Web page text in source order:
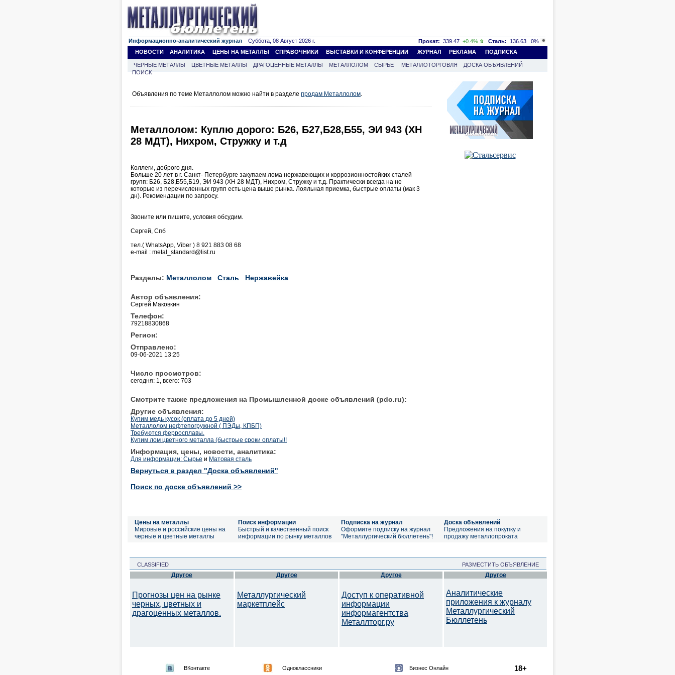
Информационно-аналитический журнал Суббота, 08 Август 2026 г. Прокат: 339.47 +0.4% Сталь: 136.63
0%
НОВОСТИ
АНАЛИТИКА ЦЕНЫ НА МЕТАЛЛЫ СПРАВОЧНИКИ ВЫСТАВКИ И КОНФЕРЕНЦИИ ЖУРНАЛ РЕКЛАМА ПОДПИСКА
ЧЕРНЫЕ МЕТАЛЛЫ ЦВЕТНЫЕ МЕТАЛЛЫ ДРАГОЦЕННЫЕ МЕТАЛЛЫ МЕТАЛЛОЛОМ СЫРЬЕ МЕТАЛЛОТОРГОВЛЯ
ДОСКА ОБЪЯВЛЕНИЙ
ПОИСК
Объявления по теме Металлолом можно найти в разделе продам Металлолом.
Металлолом: Куплю дорого: Б26, Б27,Б28,Б55, ЭИ 943 (ХН
28 МДТ), Нихром, Стружку и т.д
Коллеги, доброго дня.
Больше 20 лет в г. Санкт- Петербурге закупаем лома нержавеющих и коррозионностойких сталей
групп: Б26, Б28,Б55,Б19, ЭИ 943 (ХН 28 МДТ), Нихром, Стружку и т.д. Практически всегда на не
которые из перечисленных групп есть цена выше рынка. Лояльная приемка, быстрые оплаты (мак 3
дн). Рекомендации по запросу.
Звоните или пишите, условия обсудим.
Сергей, Спб
тел.( WhatsApp, Viber ) 8 921 883 08 68
e-mail : metal_standard@list.ru
Разделы: Металлолом Сталь Нержавейка
Автор объявления:
Сергей Маковкин
Телефон:
79218830868
Регион:
Отправлено:
09-06-2021 13:25
Число просмотров:
сегодня: 1, всего: 703
Смотрите также предложения на Промышленной доске объявлений (pdo.ru):
Другие объявления:
Купим медь кусок (оплата до 5 дней)
Металлолом нефтепогружной ( ПЭДы, КПБП)
Требуются ферросплавы.
Купим лом цветного металла (быстрые сроки оплаты!!
Информация, цены, новости, аналитика:
Для информации: Сырье и Матовая сталь
Вернуться в раздел "Доска объявлений"
Поиск по доске объявлений >>
Цены на металлы
Мировые и российские цены на
черные и цветные металлы
Поиск информации
Быстрый и качественный поиск
информации по рынку металлов
Подписка на журнал
Оформите подписку на журнал
"Металлургический бюллетень"!
Доска объявлений
Предложения на покупку и
продажу металлопроката
CLASSIFIED РАЗМЕСТИТЬ ОБЪЯВЛЕНИЕ
Другое
Прогнозы цен на рынке
черных, цветных и
драгоценных металлов.
Другое
Металлургический
маркетплейс
Другое
Доступ к оперативной
информации
информагентства
Металлторг.ру
Другое
Аналитические
приложения к журналу
Металлургический
Бюллетень
ВКонтакте Одноклассники Бизнес Онлайн 18+